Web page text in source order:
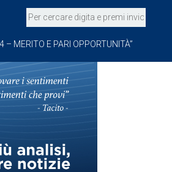
– MERITO E PARI OPPORTUNITÀ”